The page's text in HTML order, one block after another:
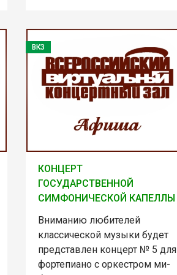
ВКЗ
КОНЦЕРТ
ГОСУДАРСТВЕННОЙ
СИМФОНИЧЕСКОЙ КАПЕЛЛЫ
Вниманию любителей
классической музыки будет
представлен концерт № 5 для
фортепиано с оркестром ми-